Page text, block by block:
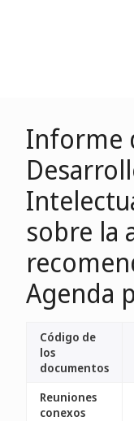
Informe
sobre la
Agenda
Código de
los
documentos
Reuniones
conexos